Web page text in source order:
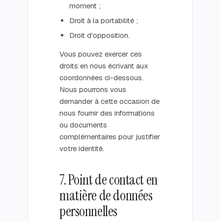
moment ;
Droit à la portabilité ;
Droit d'opposition.
Vous pouvez exercer ces
droits en nous écrivant aux
coordonnées ci-dessous.
Nous pourrons vous
demander à cette occasion de
nous fournir des informations
ou documents
complémentaires pour justifier
votre identité.
7. Point de contact en
matière de données
personnelles